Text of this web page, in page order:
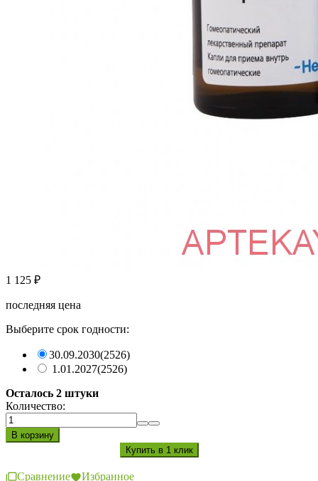
1 125 ₽
последняя цена
Выберите срок годности:
30.09.2030(2526)
1.01.2027(2526)
Осталось 2 штуки
Количество:
Сравнение Избранное